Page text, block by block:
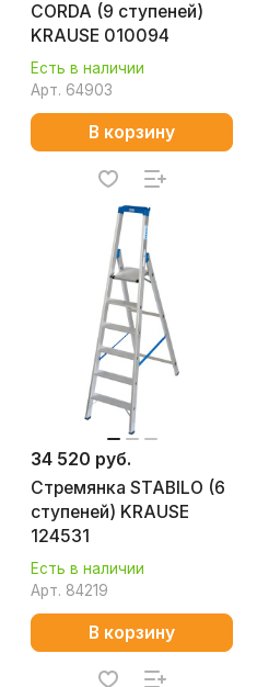
CORDA (9 ступеней)
KRAUSE 010094
Есть в наличии
Арт. 64903
В корзину
34 520 руб.
Стремянка STABILO (6
ступеней) KRAUSE
124531
Есть в наличии
Арт. 84219
В корзину